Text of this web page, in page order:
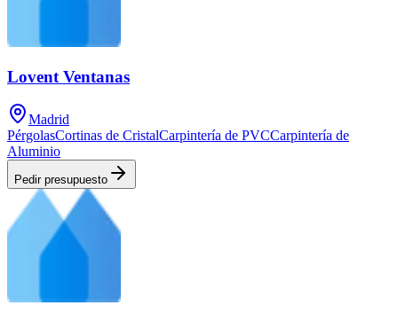
Lovent Ventanas
Madrid
PérgolasCortinas de CristalCarpintería de PVCCarpintería de
Aluminio
Pedir presupuesto